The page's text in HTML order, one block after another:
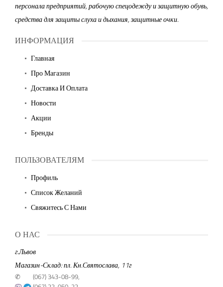
персонала предприятий, рабочую спецодежду и защитную обувь,
средства для защиты слуха и дыхания, защитные очки.
ИНФОРМАЦИЯ
Главная
Про Магазин
Доставка И Оплата
Новости
Акции
Бренды
ПОЛЬЗОВАТЕЛЯМ
Профиль
Список Желаний
Свяжитесь С Нами
О НАС
г.Львов
Магазин-Склад: пл. Кн.Святослава, 11г
✆
(067) 343-08-99,